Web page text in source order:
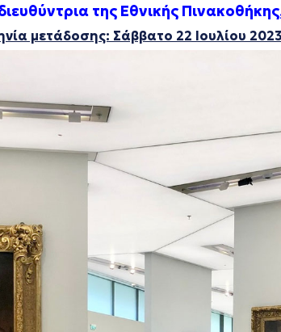
της Εθνικής
μετάδοσης: Σάββατο 22 Ιουλίου